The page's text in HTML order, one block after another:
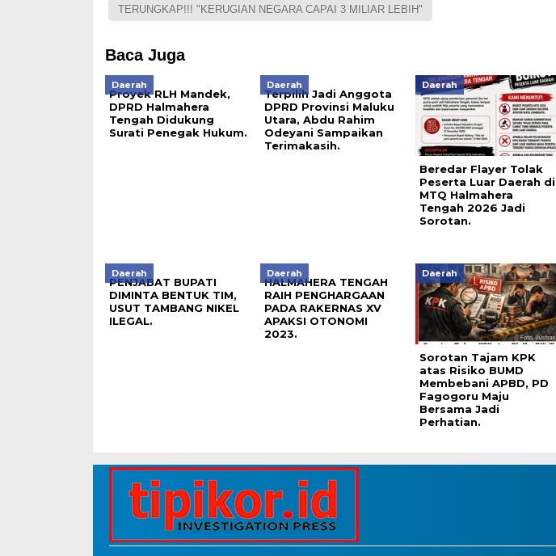
TERUNGKAP!!! "KERUGIAN NEGARA CAPAI 3 MILIAR LEBIH"
Baca Juga
Daerah
Proyek RLH Mandek,
DPRD Halmahera
Tengah Didukung
Surati Penegak Hukum.
Daerah
Terpilih Jadi Anggota
DPRD Provinsi Maluku
Utara, Abdu Rahim
Odeyani Sampaikan
Terimakasih.
Daerah
Beredar Flayer Tolak
Peserta Luar Daerah di
MTQ Halmahera
Tengah 2026 Jadi
Sorotan.
Daerah
PENJABAT BUPATI
DIMINTA BENTUK TIM,
USUT TAMBANG NIKEL
ILEGAL.
Daerah
HALMAHERA TENGAH
RAIH PENGHARGAAN
PADA RAKERNAS XV
APAKSI OTONOMI
2023.
Daerah
Sorotan Tajam KPK
atas Risiko BUMD
Membebani APBD, PD
Fagogoru Maju
Bersama Jadi
Perhatian.